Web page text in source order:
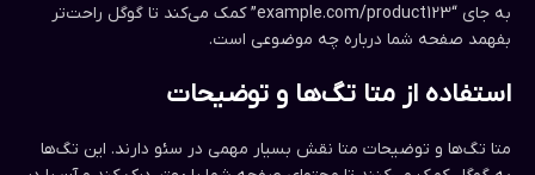
به جای “example.com/product123” کمک می‌کند تا گوگل راحت‌تر
بفهمد صفحه شما درباره چه موضوعی است.
استفاده از متا تگ‌ها و توضیحات
متا تگ‌ها و توضیحات متا نقش بسیار مهمی در سئو دارند. این تگ‌ها